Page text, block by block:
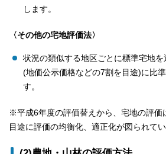
します。
〈その他の宅地評価法〉
状況の類似する地区ごとに標準宅地
(地価公示価格などの7割を目途)に比
す。
※平成6年度の評価替えから、宅地の評価
目途に評価の均衡化、適正化が図られてい